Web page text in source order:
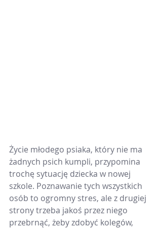
Życie młodego psiaka, który nie ma
żadnych psich kumpli, przypomina
trochę sytuację dziecka w nowej
szkole. Poznawanie tych wszystkich
osób to ogromny stres, ale z drugiej
strony trzeba jakoś przez niego
przebrnąć, żeby zdobyć kolegów,